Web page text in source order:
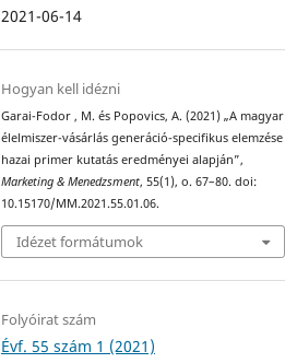
2021-06-14
Hogyan kell idézni
Garai-Fodor , M. és Popovics, A. (2021) „A magyar
élelmiszer-vásárlás generáció-specifikus elemzése
hazai primer kutatás eredményei alapján”,
Marketing & Menedzsment, 55(1), o. 67–80. doi:
10.15170/MM.2021.55.01.06.
Idézet formátumok
Folyóirat szám
Évf. 55 szám 1 (2021)